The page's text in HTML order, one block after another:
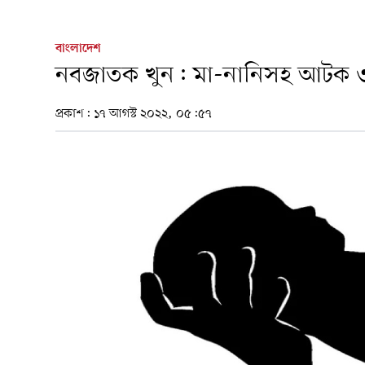
বাংলাদেশ
নবজাতক খুন: মা-নানিসহ আটক
প্রকাশ: ১৭ আগস্ট ২০২২, ০৫:৫৭